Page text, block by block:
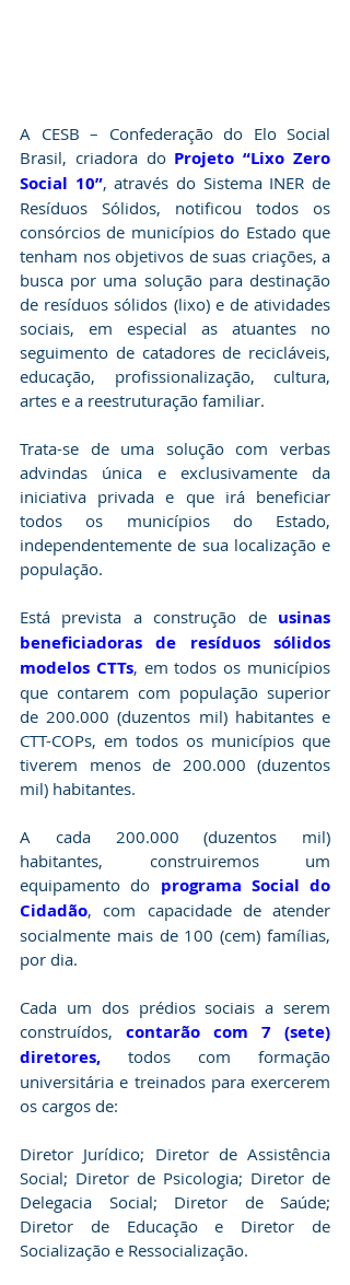
A CESB – Confederação do Elo Social
Brasil, criadora do Projeto “Lixo Zero
Social 10”, através do Sistema INER de
Resíduos Sólidos, notificou todos os
consórcios de municípios do Estado que
tenham nos objetivos de suas criações, a
busca por uma solução para destinação
de resíduos sólidos (lixo) e de atividades
sociais, em especial as atuantes no
seguimento de catadores de recicláveis,
educação, profissionalização, cultura,
artes e a reestruturação familiar.
Trata-se de uma solução com verbas
advindas única e exclusivamente da
iniciativa privada e que irá beneficiar
todos os municípios do Estado,
independentemente de sua localização e
população.
Está prevista a construção de usinas
beneficiadoras de resíduos sólidos
modelos CTTs, em todos os municípios
que contarem com população superior
de 200.000 (duzentos mil) habitantes e
CTT-COPs, em todos os municípios que
tiverem menos de 200.000 (duzentos
mil) habitantes.
A cada 200.000 (duzentos mil)
habitantes, construiremos um
equipamento do programa Social do
Cidadão, com capacidade de atender
socialmente mais de 100 (cem) famílias,
por dia.
Cada um dos prédios sociais a serem
construídos, contarão com 7 (sete)
diretores, todos com formação
universitária e treinados para exercerem
os cargos de:
Diretor Jurídico; Diretor de Assistência
Social; Diretor de Psicologia; Diretor de
Delegacia Social; Diretor de Saúde;
Diretor de Educação e Diretor de
Socialização e Ressocialização.